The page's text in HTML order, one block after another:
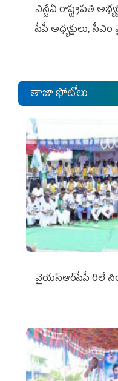
ఎన్డీఏ రాష్ట్ర‌ప‌తి
సీపీ అధ్య‌క్షులు,
తాజా ఫోటోలు
వైయ‌స్ఆర్‌సీపీ రిలే